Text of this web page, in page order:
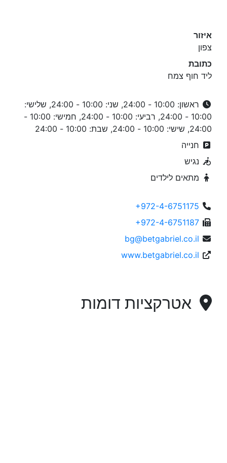
איזור
צפון
כתובת
ליד חוף צמח
ראשון: 10:00 - 24:00, שני: 10:00 - 24:00, שלישי:
10:00 - 24:00, רביעי: 10:00 - 24:00, חמישי: 10:00 -
24:00, שישי: 10:00 - 24:00, שבת: 10:00 - 24:00
חנייה
נגיש
מתאים לילדים
+972-4-6751175
+972-4-6751187
bg@betgabriel.co.il
www.betgabriel.co.il
אטרקציות דומות